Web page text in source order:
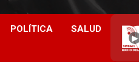
POLÍTICA SALUD
▶